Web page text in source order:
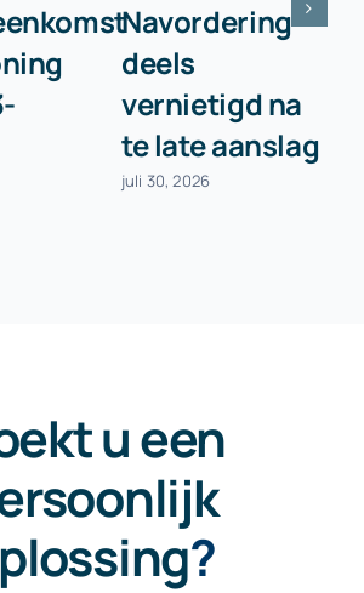
Navordering
deels
vernietigd na
te late aanslag
juli 30, 2026
u een
?